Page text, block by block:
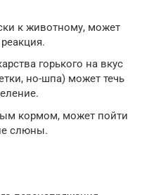
к животному, может
горького на вкус
но-шпа) может течь
кормом, может пойти
слюны.